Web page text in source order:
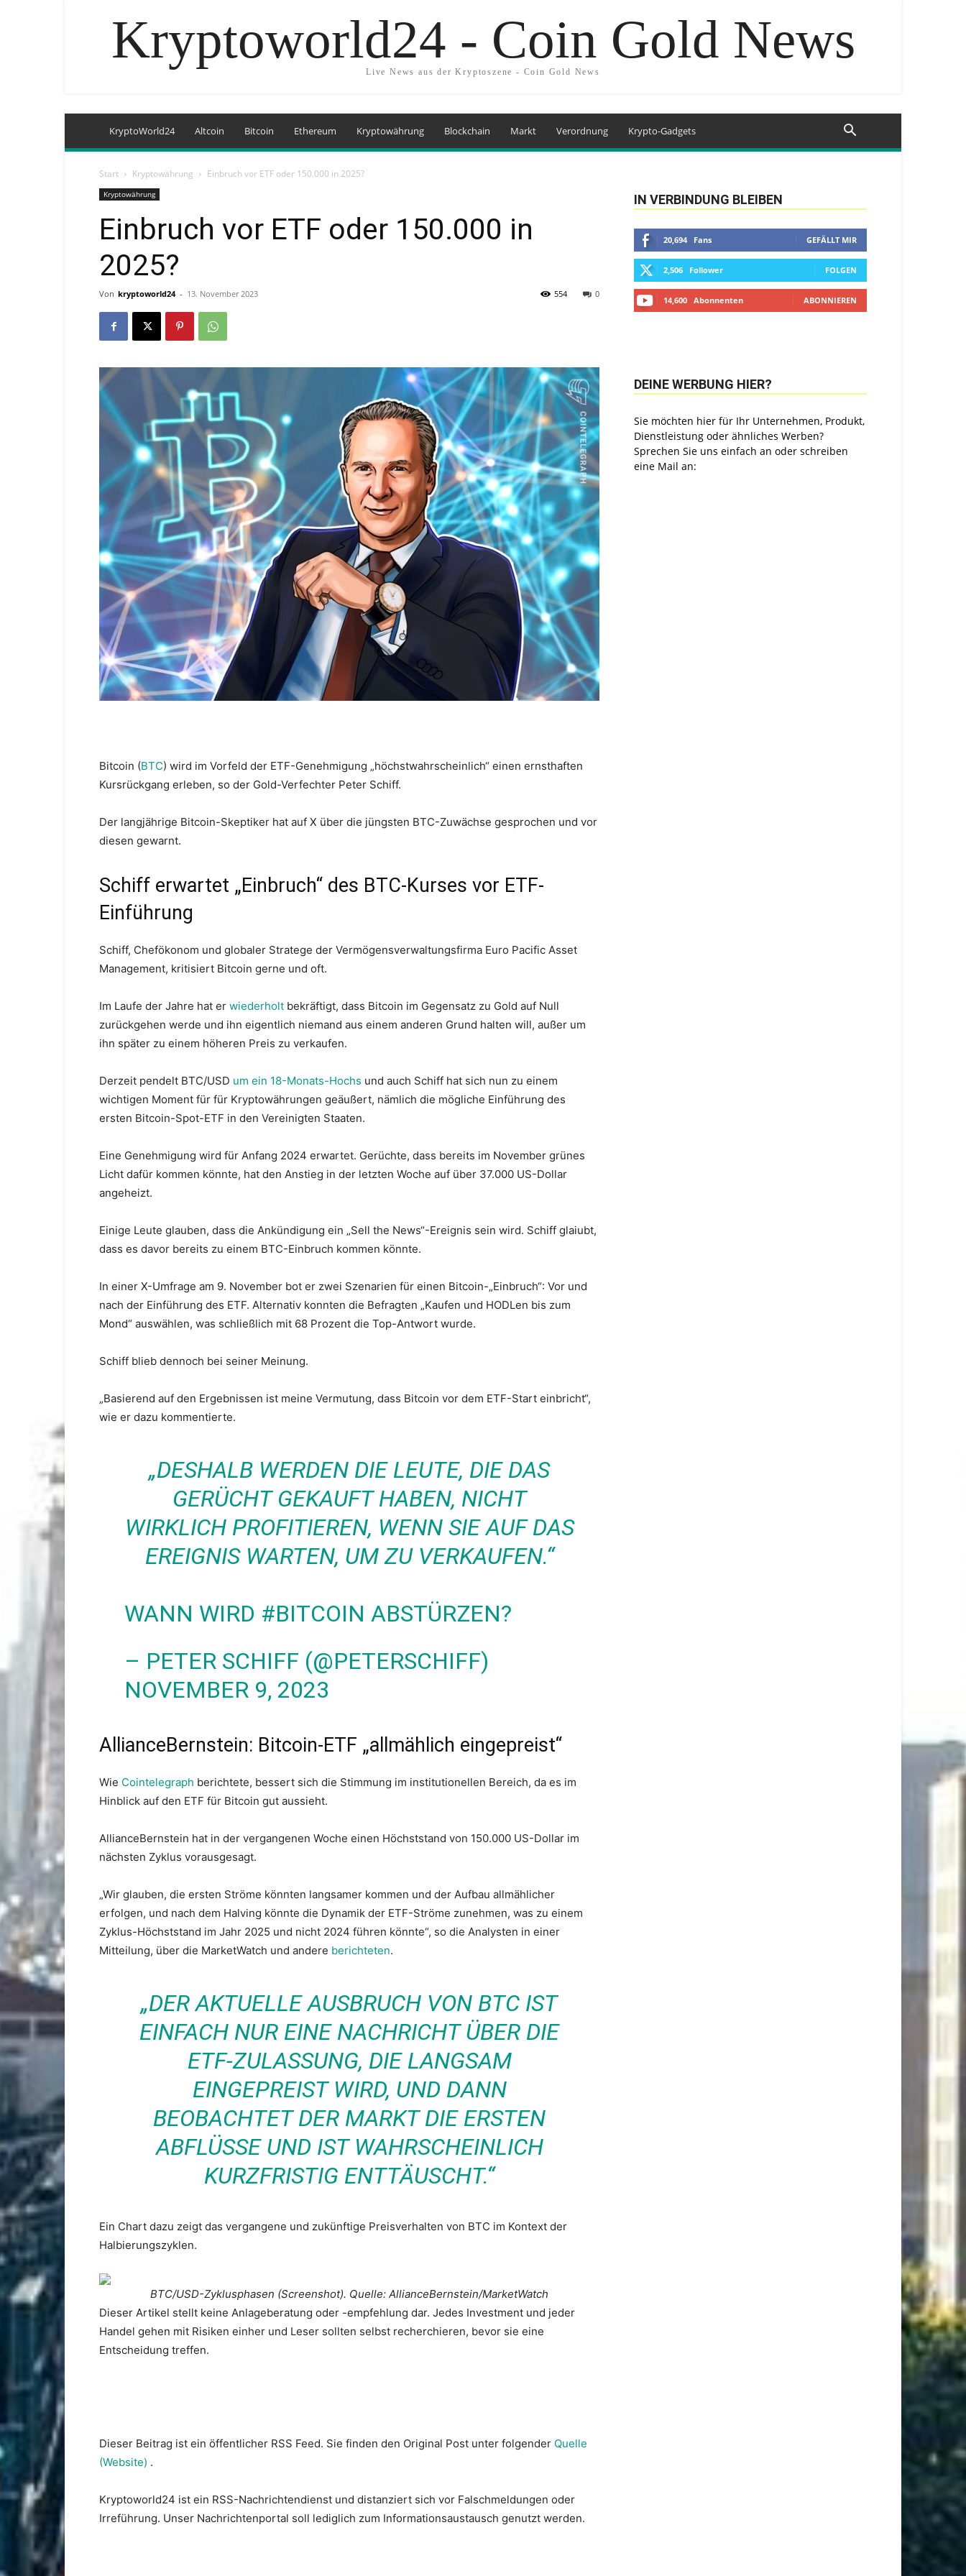
Kryptoworld24 - Coin Gold News
Live News aus der Kryptoszene - Coin Gold News
KryptoWorld24 Altcoin Bitcoin Ethereum Kryptowährung Blockchain Markt Verordnung Krypto-Gadgets
Start Kryptowährung Einbruch vor ETF oder 150.000 in 2025?
Kryptowährung
Einbruch vor ETF oder 150.000 in
2025?
Von kryptoworld24 - 13. November 2023 0
554
Bitcoin (BTC) wird im Vorfeld der ETF-Genehmigung „höchstwahrscheinlich“ einen ernsthaften
Kursrückgang erleben, so der Gold-Verfechter Peter Schiff.
Der langjährige Bitcoin-Skeptiker hat auf X über die jüngsten BTC-Zuwächse gesprochen und vor
diesen gewarnt.
Schiff erwartet „Einbruch“ des BTC-Kurses vor ETF-
Einführung
Schiff, Chefökonom und globaler Stratege der Vermögensverwaltungsfirma Euro Pacific Asset
Management, kritisiert Bitcoin gerne und oft.
Im Laufe der Jahre hat er wiederholt bekräftigt, dass Bitcoin im Gegensatz zu Gold auf Null
zurückgehen werde und ihn eigentlich niemand aus einem anderen Grund halten will, außer um
ihn später zu einem höheren Preis zu verkaufen.
Derzeit pendelt BTC/USD um ein 18-Monats-Hochs und auch Schiff hat sich nun zu einem
wichtigen Moment für für Kryptowährungen geäußert, nämlich die mögliche Einführung des
ersten Bitcoin-Spot-ETF in den Vereinigten Staaten.
Eine Genehmigung wird für Anfang 2024 erwartet. Gerüchte, dass bereits im November grünes
Licht dafür kommen könnte, hat den Anstieg in der letzten Woche auf über 37.000 US-Dollar
angeheizt.
Einige Leute glauben, dass die Ankündigung ein „Sell the News“-Ereignis sein wird. Schiff glaiubt,
dass es davor bereits zu einem BTC-Einbruch kommen könnte.
In einer X-Umfrage am 9. November bot er zwei Szenarien für einen Bitcoin-„Einbruch“: Vor und
nach der Einführung des ETF. Alternativ konnten die Befragten „Kaufen und HODLen bis zum
Mond“ auswählen, was schließlich mit 68 Prozent die Top-Antwort wurde.
Schiff blieb dennoch bei seiner Meinung.
„Basierend auf den Ergebnissen ist meine Vermutung, dass Bitcoin vor dem ETF-Start einbricht“,
wie er dazu kommentierte.
„DESHALB WERDEN DIE LEUTE, DIE DAS
GERÜCHT GEKAUFT HABEN, NICHT
WIRKLICH PROFITIEREN, WENN SIE AUF DAS
EREIGNIS WARTEN, UM ZU VERKAUFEN.“
WANN WIRD #BITCOIN ABSTÜRZEN?
– PETER SCHIFF (@PETERSCHIFF)
NOVEMBER 9, 2023
AllianceBernstein: Bitcoin-ETF „allmählich eingepreist“
Wie Cointelegraph berichtete, bessert sich die Stimmung im institutionellen Bereich, da es im
Hinblick auf den ETF für Bitcoin gut aussieht.
AllianceBernstein hat in der vergangenen Woche einen Höchststand von 150.000 US-Dollar im
nächsten Zyklus vorausgesagt.
„Wir glauben, die ersten Ströme könnten langsamer kommen und der Aufbau allmählicher
erfolgen, und nach dem Halving könnte die Dynamik der ETF-Ströme zunehmen, was zu einem
Zyklus-Höchststand im Jahr 2025 und nicht 2024 führen könnte“, so die Analysten in einer
Mitteilung, über die MarketWatch und andere berichteten.
„DER AKTUELLE AUSBRUCH VON BTC IST
EINFACH NUR EINE NACHRICHT ÜBER DIE
ETF-ZULASSUNG, DIE LANGSAM
EINGEPREIST WIRD, UND DANN
BEOBACHTET DER MARKT DIE ERSTEN
ABFLÜSSE UND IST WAHRSCHEINLICH
KURZFRISTIG ENTTÄUSCHT.“
Ein Chart dazu zeigt das vergangene und zukünftige Preisverhalten von BTC im Kontext der
Halbierungszyklen.
BTC/USD-Zyklusphasen (Screenshot). Quelle: AllianceBernstein/MarketWatch
Dieser Artikel stellt keine Anlageberatung oder -empfehlung dar. Jedes Investment und jeder
Handel gehen mit Risiken einher und Leser sollten selbst recherchieren, bevor sie eine
Entscheidung treffen.
Dieser Beitrag ist ein öffentlicher RSS Feed. Sie finden den Original Post unter folgender Quelle
(Website) .
Kryptoworld24 ist ein RSS-Nachrichtendienst und distanziert sich vor Falschmeldungen oder
Irreführung. Unser Nachrichtenportal soll lediglich zum Informationsaustausch genutzt werden.
IN VERBINDUNG BLEIBEN
20,694 Fans GEFÄLLT MIR
2,506 Follower FOLGEN
14,600 Abonnenten ABONNIEREN
DEINE WERBUNG HIER?
Sie möchten hier für Ihr Unternehmen, Produkt,
Dienstleistung oder ähnliches Werben?
Sprechen Sie uns einfach an oder schreiben
eine Mail an: